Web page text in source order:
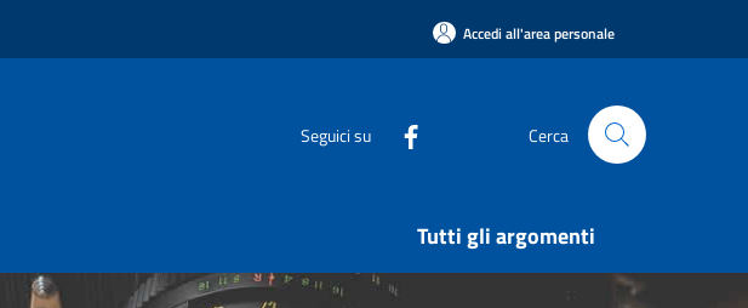
Accedi all'area personale
Seguici su Cerca
Tutti gli argomenti